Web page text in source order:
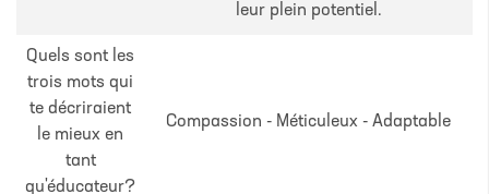
leur plein potentiel.
Quels sont les
trois mots qui
te décriraient
le mieux en
tant
qu'éducateur?
Compassion - Méticuleux - Adaptable